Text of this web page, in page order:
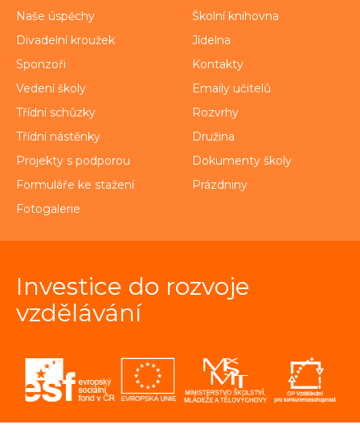
Naše úspěchy
Školní knihovna
Divadelní kroužek
Jídelna
Sponzoři
Kontakty
Vedení školy
Emaily učitelů
Třídní schůzky
Rozvrhy
Třídní nástěnky
Družina
Projekty s podporou
Dokumenty školy
Formuláře ke stažení
Prázdniny
Fotogalerie
Investice do rozvoje
vzdělávání